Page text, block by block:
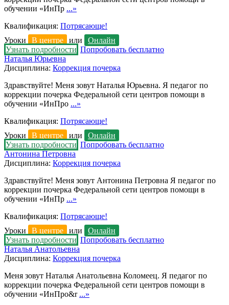
обучении «ИнПр ...»
Квалификация: Потрясающе!
Уроки
В центре или
Онлайн
Узнать подробности Попробовать бесплатно
Наталья Юрьевна
Дисциплина: Коррекция почерка
Здравствуйте! Меня зовут Наталья Юрьевна. Я педагог по
коррекции почерка Федеральной сети центров помощи в
обучении «ИнПро ...»
Квалификация: Потрясающе!
Уроки
В центре или
Онлайн
Узнать подробности Попробовать бесплатно
Антонина Петровна
Дисциплина: Коррекция почерка
Здравствуйте! Меня зовут Антонина Петровна Я педагог по
коррекции почерка Федеральной сети центров помощи в
обучении «ИнПр ...»
Квалификация: Потрясающе!
Уроки
В центре или
Онлайн
Узнать подробности Попробовать бесплатно
Наталья Анатольевна
Дисциплина: Коррекция почерка
Меня зовут Наталья Анатольевна Коломеец. Я педагог по
коррекции почерка Федеральной сети центров помощи в
обучении «ИнПро&r ...»